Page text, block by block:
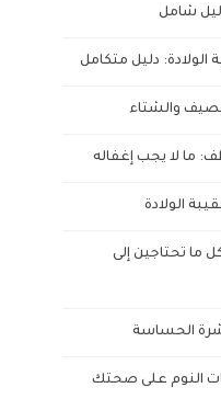
شامل
دليل متكامل
والشتاء
ما لا يجب إغفاله
الولادة
ما تحتاجين إلى
الحساسة
النوم على صحتك